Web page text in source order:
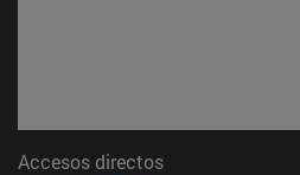
Accesos directos